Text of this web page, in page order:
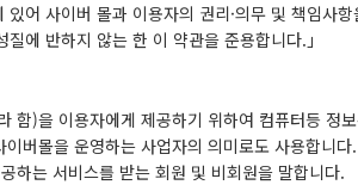
어 사이버 몰과 이용자의 권리·의무 및 책임사
에 반하지 않는 한 이 약관을 준용합니다.」
)을 이용자에게 제공하기 위하여 컴퓨터등 정
버몰을 운영하는 사업자의 의미로도 사용합니다.
는 서비스를 받는 회원 및 비회원을 말합니다.